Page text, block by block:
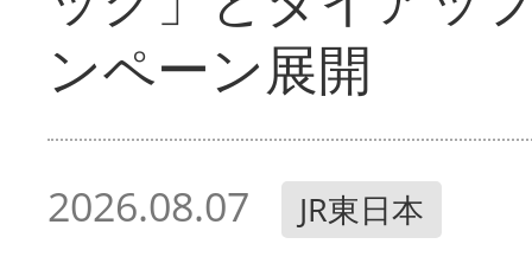
ンペーン展開
2026.08.07 JR東日本